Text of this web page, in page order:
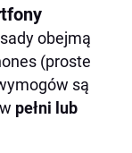
obejmą
(proste
są
pełni lub